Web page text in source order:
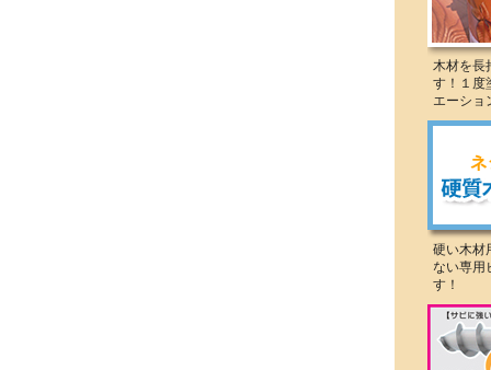
木材を長
す！１度
エーショ
硬い木材
ない専用
す！